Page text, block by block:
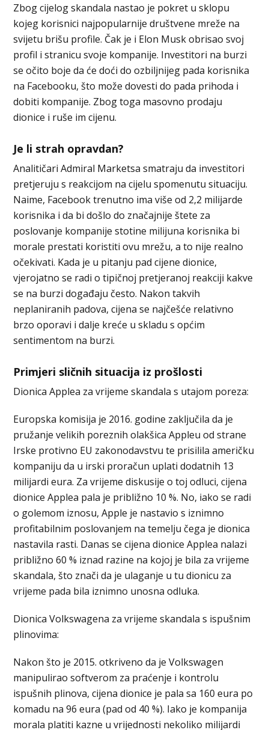
Zbog cijelog skandala nastao je pokret u sklopu
kojeg korisnici najpopularnije društvene mreže na
svijetu brišu profile. Čak je i Elon Musk obrisao svoj
profil i stranicu svoje kompanije. Investitori na burzi
se očito boje da će doći do ozbiljnijeg pada korisnika
na Facebooku, što može dovesti do pada prihoda i
dobiti kompanije. Zbog toga masovno prodaju
dionice i ruše im cijenu.
Je li strah opravdan?
Analitičari Admiral Marketsa smatraju da investitori
pretjeruju s reakcijom na cijelu spomenutu situaciju.
Naime, Facebook trenutno ima više od 2,2 milijarde
korisnika i da bi došlo do značajnije štete za
poslovanje kompanije stotine milijuna korisnika bi
morale prestati koristiti ovu mrežu, a to nije realno
očekivati. Kada je u pitanju pad cijene dionice,
vjerojatno se radi o tipičnoj pretjeranoj reakciji kakve
se na burzi događaju često. Nakon takvih
neplaniranih padova, cijena se najčešće relativno
brzo oporavi i dalje kreće u skladu s općim
sentimentom na burzi.
Primjeri sličnih situacija iz prošlosti
Dionica Applea za vrijeme skandala s utajom poreza:
Europska komisija je 2016. godine zaključila da je
pružanje velikih poreznih olakšica Appleu od strane
Irske protivno EU zakonodavstvu te prisilila američku
kompaniju da u irski proračun uplati dodatnih 13
milijardi eura. Za vrijeme diskusije o toj odluci, cijena
dionice Applea pala je približno 10 %. No, iako se radi
o golemom iznosu, Apple je nastavio s iznimno
profitabilnim poslovanjem na temelju čega je dionica
nastavila rasti. Danas se cijena dionice Applea nalazi
približno 60 % iznad razine na kojoj je bila za vrijeme
skandala, što znači da je ulaganje u tu dionicu za
vrijeme pada bila iznimno unosna odluka.
Dionica Volkswagena za vrijeme skandala s ispušnim
plinovima:
Nakon što je 2015. otkriveno da je Volkswagen
manipulirao softverom za praćenje i kontrolu
ispušnih plinova, cijena dionice je pala sa 160 eura po
komadu na 96 eura (pad od 40 %). Iako je kompanija
morala platiti kazne u vrijednosti nekoliko milijardi